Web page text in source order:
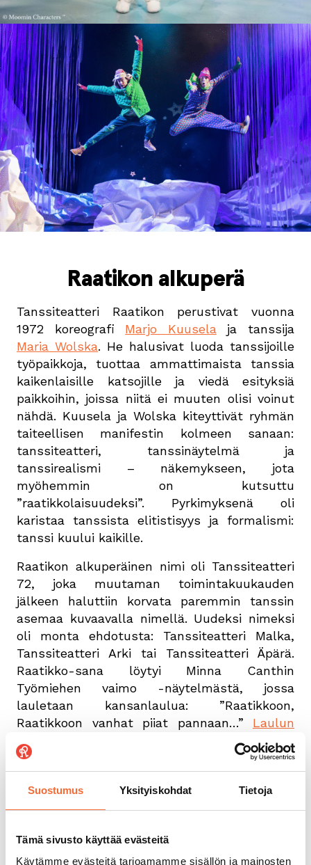
Suostumus Yksityiskohdat Tietoja
Tämä sivusto käyttää evästeitä
Käytämme evästeitä tarjoamamme sisällön ja mainosten
Raatikon alkuperä
Tanssiteatteri Raatikon perustivat vuonna
1972 koreografi Marjo Kuuselaja tanssija
Maria Wolska. He halusivat luoda tanssijoille
työpaikkoja, tuottaa ammattimaista tanssia
kaikenlaisille katsojille ja viedä esityksiä
paikkoihin, joissa niitä ei muuten olisi voinut
nähdä. Kuusela ja Wolska kiteyttivät ryhmän
taiteellisen manifestin kolmeen sanaan:
tanssiteatteri, tanssinäytelmä ja
tanssirealismi – näkemykseen, jota
myöhemmin on kutsuttu
”raatikkolaisuudeksi”. Pyrkimyksenä oli
karistaa tanssista elitistisyys ja formalismi:
tanssi kuului kaikille.
Raatikon alkuperäinen nimi oli Tanssiteatteri
72, joka muutaman toimintakuukauden
jälkeen haluttiin korvata paremmin tanssin
asemaa kuvaavalla nimellä. Uudeksi nimeksi
oli monta ehdotusta: Tanssiteatteri Malka,
Tanssiteatteri Arki tai Tanssiteatteri Äpärä.
Raatikko-sana löytyi Minna Canthin
Työmiehen vaimo -näytelmästä, jossa
lauletaan kansanlaulua: ”Raatikkoon,
Raatikkoon vanhat piiat pannaan…” Laulun
. Sanana raatikko
on merkinnyt paikkaa, johon käytöstä
poistetut tavarat viedään; tarpeeton tavara
joutaa raatikkoon eli hylkytavaraksi tunkiolle.
esiintymässä ympäri Suomea, ja
ohjelmistossa oli myös lapsille suunnattuja